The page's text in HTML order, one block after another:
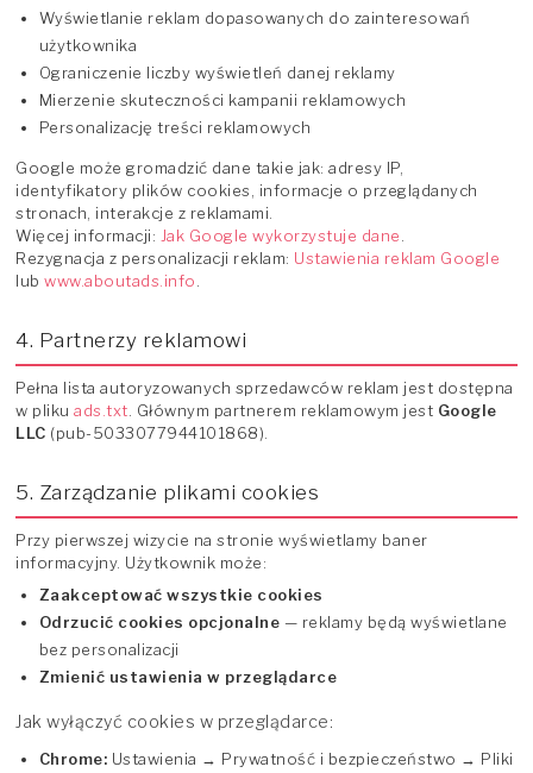
Wyświetlanie reklam dopasowanych do zainteresowań
użytkownika
Ograniczenie liczby wyświetleń danej reklamy
Mierzenie skuteczności kampanii reklamowych
Personalizację treści reklamowych
Google może gromadzić dane takie jak: adresy IP,
identyfikatory plików cookies, informacje o przeglądanych
stronach, interakcje z reklamami.
Więcej informacji: Jak Google wykorzystuje dane
Rezygnacja z personalizacji reklam: Ustawienia reklam Google
lub www.aboutads.info
4. Partnerzy reklamowi
Pełna lista autoryzowanych sprzedawców reklam jest dostępna
w pliku ads.txt . Głównym partnerem reklamowym jest Google
LLC (pub-5033077944101868).
5. Zarządzanie plikami cookies
Przy pierwszej wizycie na stronie wyświetlamy baner
informacyjny. Użytkownik może:
Zaakceptować wszystkie cookies
Odrzucić cookies opcjonalne — reklamy będą wyświetlane
bez personalizacji
Zmienić ustawienia w przeglądarce
Jak wyłączyć cookies w przeglądarce:
Chrome: Ustawienia → Prywatność i bezpieczeństwo → Pliki